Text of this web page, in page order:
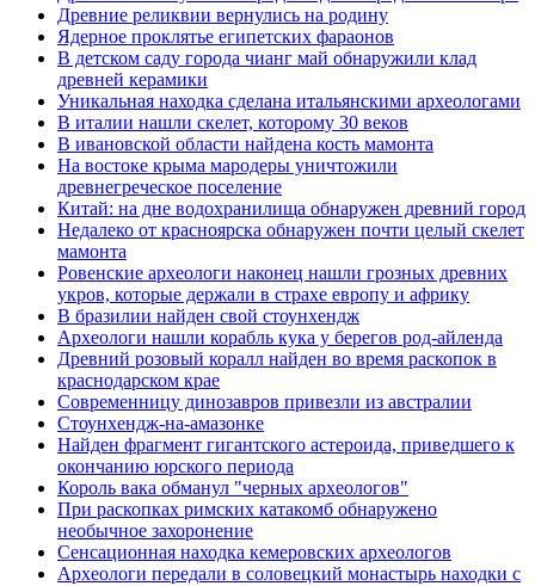
Древние реликвии вернулись на родину
Ядерное проклятье египетских фараонов
В детском саду города чианг май обнаружили клад
древней керамики
Уникальная находка сделана итальянскими археологами
В италии нашли скелет, которому 30 веков
В ивановской области найдена кость мамонта
На востоке крыма мародеры уничтожили
древнегреческое поселение
Китай: на дне водохранилища обнаружен древний город
Недалеко от красноярска обнаружен почти целый скелет
мамонта
Ровенские археологи наконец нашли грозных древних
укров, которые держали в страхе европу и африку
В бразилии найден свой стоунхендж
Археологи нашли корабль кука у берегов род-айленда
Древний розовый коралл найден во время раскопок в
краснодарском крае
Современницу динозавров привезли из австралии
Стоунхендж-на-амазонке
Найден фрагмент гигантского астероида, приведшего к
окончанию юрского периода
Король вака обманул "черных археологов"
При раскопках римских катакомб обнаружено
необычное захоронение
Сенсационная находка кемеровских археологов
Археологи передали в соловецкий монастырь находки с